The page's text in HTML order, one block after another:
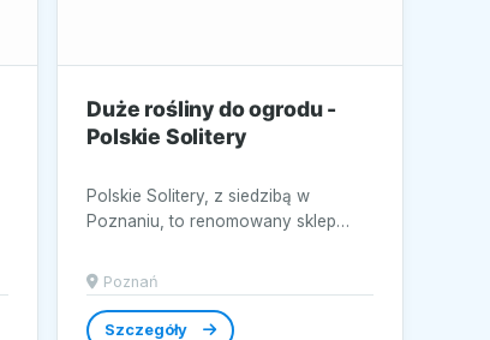
Duże rośliny do ogrodu -
Polskie Solitery
Polskie Solitery, z siedzibą w
Poznaniu, to renomowany sklep
się w...
Poznań
Szczegóły